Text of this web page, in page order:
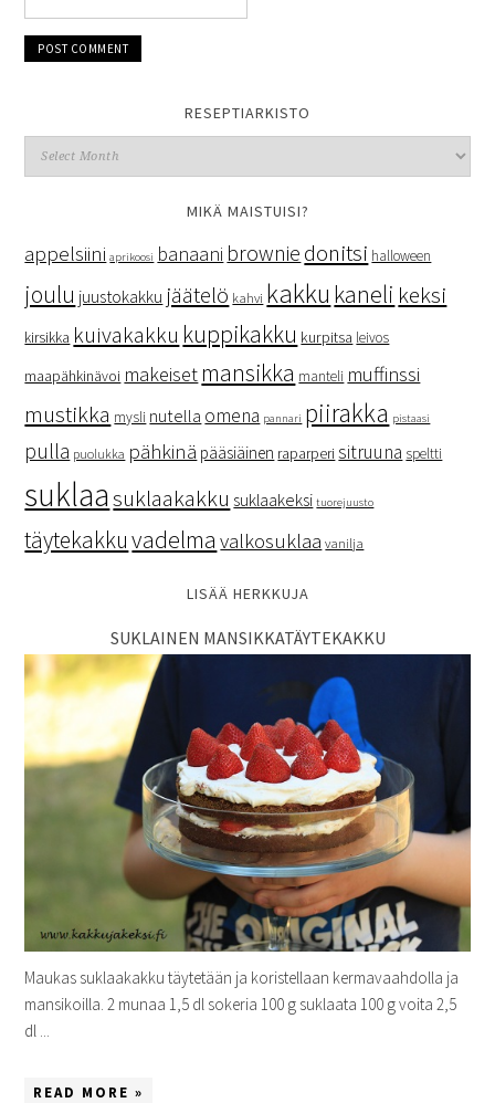
RESEPTIARKISTO
MIKÄ MAISTUISI?
appelsiini aprikoosi banaani brownie donitsi halloween
joulu juustokakku jäätelö kahvi kakku kaneli keksi
kirsikka kuivakakku kuppikakku kurpitsa leivos
maapähkinävoi makeiset mansikka manteli muffinssi
mustikka mysli nutella omena pannari piirakka pistaasi
pulla puolukka pähkinä pääsiäinen raparperi sitruuna speltti
suklaa suklaakakku suklaakeksi tuorejuusto
täytekakkuvadelma valkosuklaa vanilja
LISÄÄ HERKKUJA
SUKLAINEN MANSIKKATÄYTEKAKKU
Maukas suklaakakku täytetään ja koristellaan kermavaahdolla ja
mansikoilla. 2 munaa 1,5 dl sokeria 100 g suklaata 100 g voita 2,5
dl ...
READ MORE »